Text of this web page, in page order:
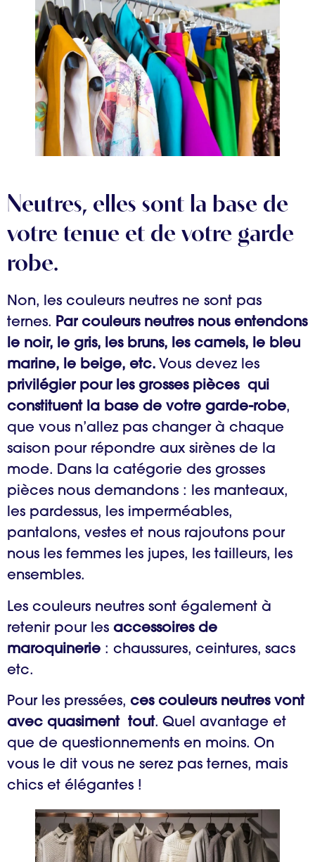
Neutres, elles sont la base de
votre tenue et de votre garde
robe.
Non, les couleurs neutres ne sont pas
ternes. Par couleurs neutres nous entendons
le noir, le gris, les bruns, les camels, le bleu
marine, le beige, etc. Vous devez les
privilégier pour les grosses pièces qui
constituent la base de votre garde-robe,
que vous n’allez pas changer à chaque
saison pour répondre aux sirènes de la
mode. Dans la catégorie des grosses
pièces nous demandons : les manteaux,
les pardessus, les imperméables,
pantalons, vestes et nous rajoutons pour
nous les femmes les jupes, les tailleurs, les
ensembles.
Les couleurs neutres sont également à
retenir pour les accessoires de
maroquinerie : chaussures, ceintures, sacs
etc.
Pour les pressées, ces couleurs neutres vont
avec quasiment tout. Quel avantage et
que de questionnements en moins. On
vous le dit vous ne serez pas ternes, mais
chics et élégantes !